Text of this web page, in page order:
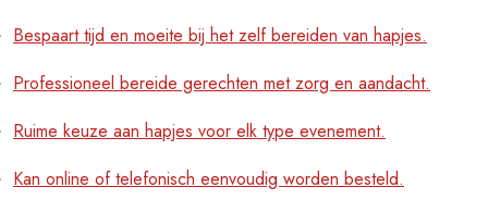
Bespaart tijd en moeite bij het zelf bereiden van hapjes.
Professioneel bereide gerechten met zorg en aandacht.
Ruime keuze aan hapjes voor elk type evenement.
Kan online of telefonisch eenvoudig worden besteld.